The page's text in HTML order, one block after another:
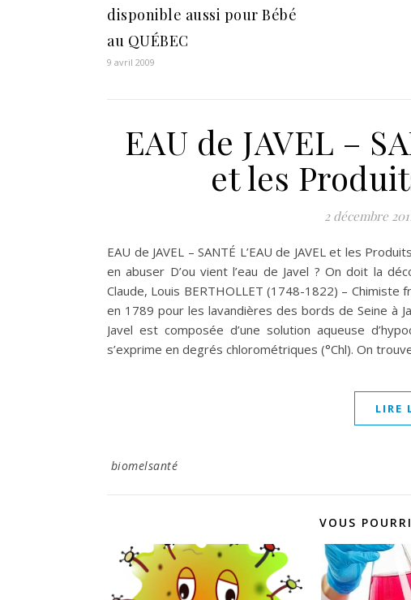
disponible aussi pour Bébé
au QUÉBEC
9 avril 2009
EAU de JAVEL –
et les
2 décembre
EAU de JAVEL – SANTÉ L’EAU de JAVEL et les
en abuser D’ou vient l’eau de Javel ? On doit la
Claude, Louis BERTHOLLET (1748-1822) – Chimiste
en 1789 pour les lavandières des bords de Seine à
Javel est composée d’une solution aqueuse
s’exprime en degrés chlorométriques (°Chl). On
LIRE
biomelsanté
VOUS